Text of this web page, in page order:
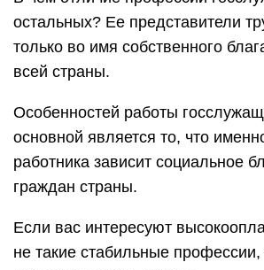
остальных? Ее представители
только во имя собственного
всей страны.
Особенностей работы
основной является то, что
работника зависит социальное
граждан страны.
Если вас интересуют
не такие стабильные профессии,